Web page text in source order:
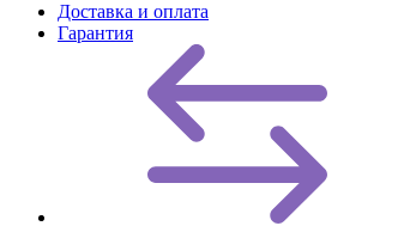
Доставка и оплата
Гарантия